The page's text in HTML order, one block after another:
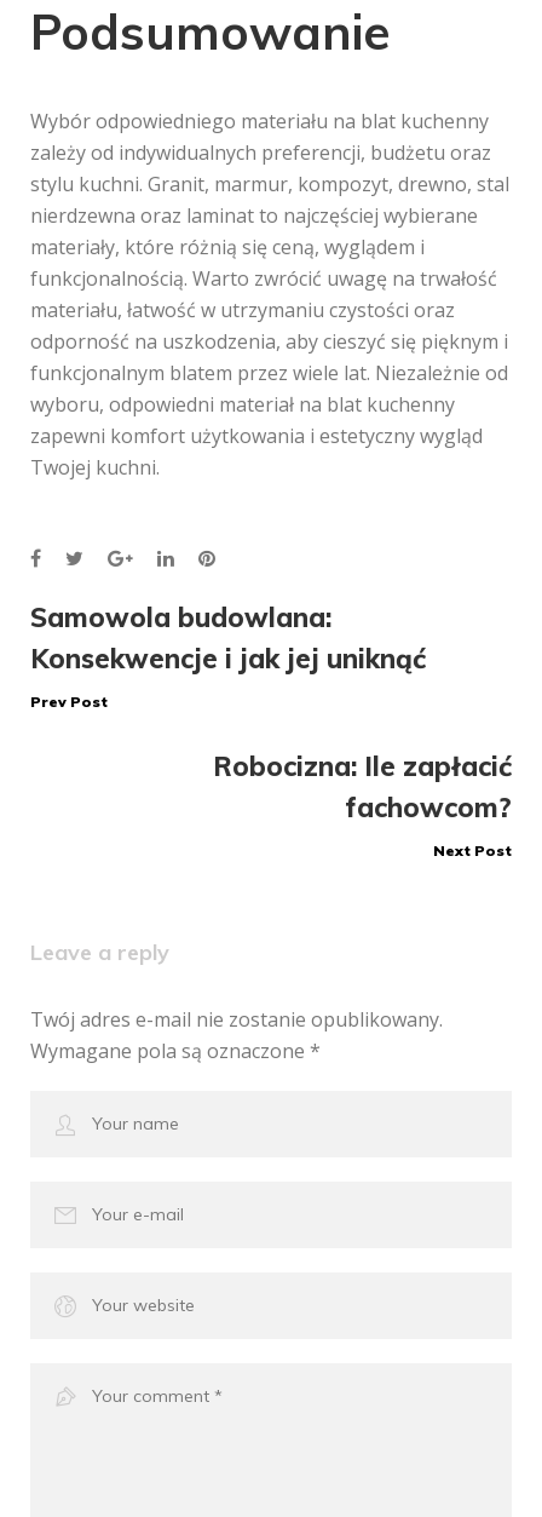
Podsumowanie
Wybór odpowiedniego materiału na blat kuchenny
zależy od indywidualnych preferencji, budżetu oraz
stylu kuchni. Granit, marmur, kompozyt, drewno, stal
nierdzewna oraz laminat to najczęściej wybierane
materiały, które różnią się ceną, wyglądem i
funkcjonalnością. Warto zwrócić uwagę na trwałość
materiału, łatwość w utrzymaniu czystości oraz
odporność na uszkodzenia, aby cieszyć się pięknym i
funkcjonalnym blatem przez wiele lat. Niezależnie od
wyboru, odpowiedni materiał na blat kuchenny
zapewni komfort użytkowania i estetyczny wygląd
Twojej kuchni.
Facebook
TwitterGoogle+LinkedInPinterest
Nawigacja
wpisu
Samowola budowlana:
Konsekwencje i jak jej uniknąć
Prev Post
Robocizna: Ile zapłacić
fachowcom?
Next Post
Leave a reply
Twój adres e-mail nie zostanie opublikowany.
Wymagane pola są oznaczone *